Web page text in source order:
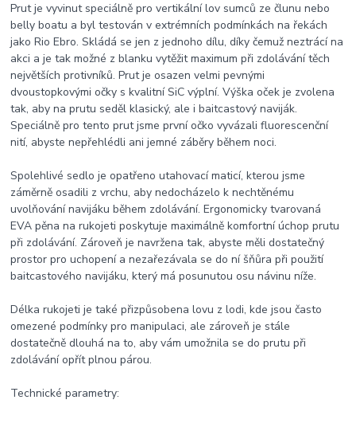
Prut je vyvinut speciálně pro vertikální lov sumců ze člunu nebo
belly boatu a byl testován v extrémních podmínkách na řekách
jako Rio Ebro. Skládá se jen z jednoho dílu, díky čemuž neztrácí na
akci a je tak možné z blanku vytěžit maximum při zdolávání těch
největších protivníků. Prut je osazen velmi pevnými
dvoustopkovými očky s kvalitní SiC výplní. Výška oček je zvolena
tak, aby na prutu seděl klasický, ale i baitcastový naviják.
Speciálně pro tento prut jsme první očko vyvázali fluorescenční
nití, abyste nepřehlédli ani jemné záběry během noci.
Spolehlivé sedlo je opatřeno utahovací maticí, kterou jsme
záměrně osadili z vrchu, aby nedocházelo k nechtěnému
uvolňování navijáku během zdolávání. Ergonomicky tvarovaná
EVA pěna na rukojeti poskytuje maximálně komfortní úchop prutu
při zdolávání. Zároveň je navržena tak, abyste měli dostatečný
prostor pro uchopení a nezařezávala se do ní šňůra při použití
baitcastového navijáku, který má posunutou osu návinu níže.
Délka rukojeti je také přizpůsobena lovu z lodi, kde jsou často
omezené podmínky pro manipulaci, ale zároveň je stále
dostatečně dlouhá na to, aby vám umožnila se do prutu při
zdolávání opřít plnou párou.
Technické parametry: